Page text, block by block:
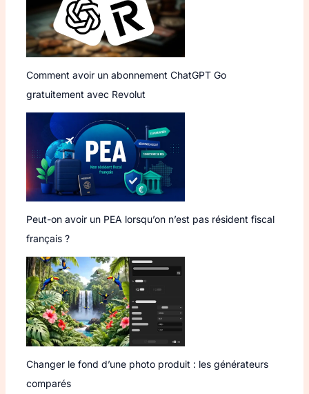
Comment avoir un abonnement ChatGPT Go
gratuitement avec Revolut
Peut-on avoir un PEA lorsqu’on n’est pas résident fiscal
français ?
Changer le fond d’une photo produit : les générateurs
comparés